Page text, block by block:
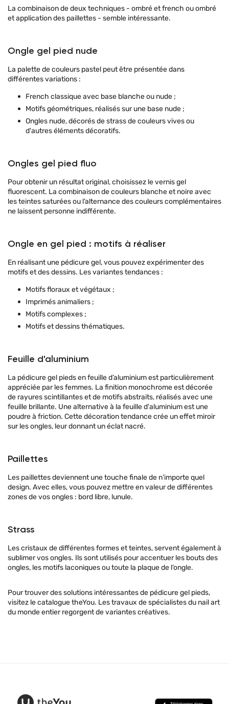
La combinaison de deux techniques - ombré et french ou ombré
et application des paillettes - semble intéressante.
Ongle gel pied nude
La palette de couleurs pastel peut être présentée dans
différentes variations :
French classique avec base blanche ou nude ;
Motifs géométriques, réalisés sur une base nude ;
Ongles nude, décorés de strass de couleurs vives ou
d'autres éléments décoratifs.
Ongles gel pied fluo
Pour obtenir un résultat original, choisissez le vernis gel
fluorescent. La combinaison de couleurs blanche et noire avec
les teintes saturées ou l’alternance des couleurs complémentaires
ne laissent personne indifférente.
Ongle en gel pied : motifs à réaliser
En réalisant une pédicure gel, vous pouvez expérimenter des
motifs et des dessins. Les variantes tendances :
Motifs floraux et végétaux ;
Imprimés animaliers ;
Motifs complexes ;
Motifs et dessins thématiques.
Feuille d'aluminium
La pédicure gel pieds en feuille d’aluminium est particulièrement
appréciée par les femmes. La finition monochrome est décorée
de rayures scintillantes et de motifs abstraits, réalisés avec une
feuille brillante. Une alternative à la feuille d'aluminium est une
poudre à friction. Cette décoration tendance crée un effet miroir
sur les ongles, leur donnant un éclat nacré.
Paillettes
Les paillettes deviennent une touche finale de n’importe quel
design. Avec elles, vous pouvez mettre en valeur de différentes
zones de vos ongles : bord libre, lunule.
Strass
Les cristaux de différentes formes et teintes, servent également à
sublimer vos ongles. Ils sont utilisés pour accentuer les bouts des
ongles, les motifs laconiques ou toute la plaque de l’ongle.
Pour trouver des solutions intéressantes de pédicure gel pieds,
visitez le catalogue theYou. Les travaux de spécialistes du nail art
du monde entier regorgent de variantes créatives.